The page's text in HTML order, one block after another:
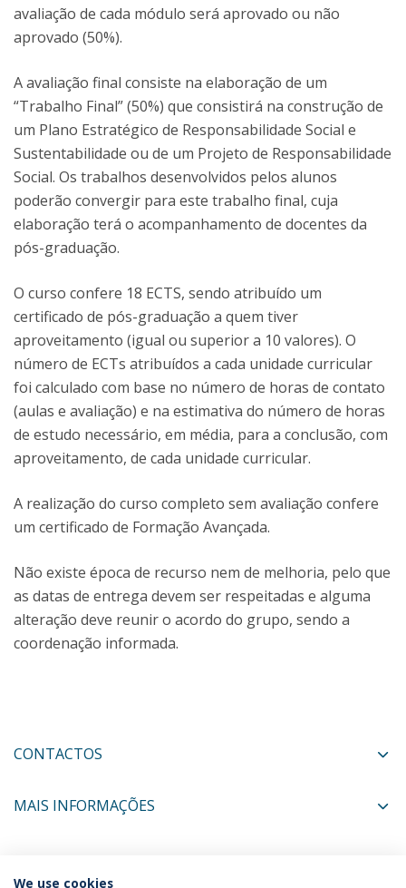
avaliação de cada módulo será aprovado ou não
aprovado (50%).
A avaliação final consiste na elaboração de um
“Trabalho Final” (50%) que consistirá na construção de
um Plano Estratégico de Responsabilidade Social e
Sustentabilidade ou de um Projeto de Responsabilidade
Social. Os trabalhos desenvolvidos pelos alunos
poderão convergir para este trabalho final, cuja
elaboração terá o acompanhamento de docentes da
pós-graduação.
O curso confere 18 ECTS, sendo atribuído um
certificado de pós-graduação a quem tiver
aproveitamento (igual ou superior a 10 valores). O
número de ECTs atribuídos a cada unidade curricular
foi calculado com base no número de horas de contato
(aulas e avaliação) e na estimativa do número de horas
de estudo necessário, em média, para a conclusão, com
aproveitamento, de cada unidade curricular.
A realização do curso completo sem avaliação confere
um certificado de Formação Avançada.
Não existe época de recurso nem de melhoria, pelo que
as datas de entrega devem ser respeitadas e alguma
alteração deve reunir o acordo do grupo, sendo a
coordenação informada.
CONTACTOS
MAIS INFORMAÇÕES
COORDENADORES
We use cookies